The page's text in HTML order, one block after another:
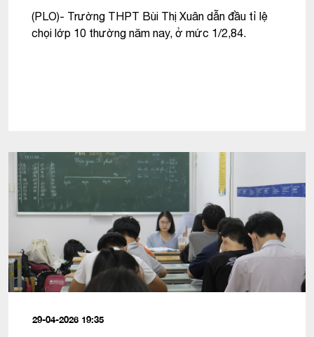
(PLO)- Trường THPT Bùi Thị Xuân dẫn đầu tỉ lệ
chọi lớp 10 thường năm nay, ở mức 1/2,84.
29-04-2026 19:35